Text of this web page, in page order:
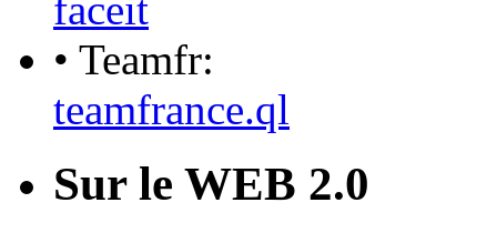
faceit
• Teamfr:
teamfrance.ql
Sur le WEB 2.0